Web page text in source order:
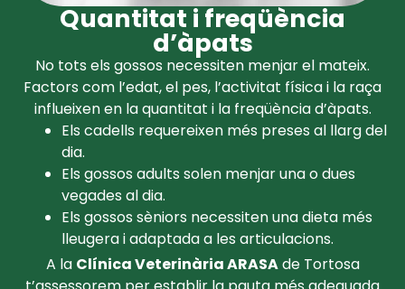
Quantitat i freqüència
d’àpats
No tots els gossos necessiten menjar el mateix.
Factors com l’edat, el pes, l’activitat física i la raça
influeixen en la quantitat i la freqüència d’àpats.
Els cadells requereixen més preses al llarg del
dia.
Els gossos adults solen menjar una o dues
vegades al dia.
Els gossos sèniors necessiten una dieta més
lleugera i adaptada a les articulacions.
A la Clínica Veterinària ARASAde Tortosa